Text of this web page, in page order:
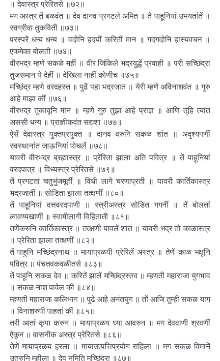
॥ देवास्त्र प्रेरितसे ॥७२॥
मग अस्त्र तें बळवंत ॥ देव दानव प्रगटले अमित ॥ ते पाहूनियां उभयतांतें ॥
स्वग्रीवा तुकविती ॥७३॥
परस्परें धन्य धन्य ॥ वदोनि हदयीं करिती मान ॥ गदगदोनि हास्यवचन ॥
एकमेका बोलती ॥७४॥
वीरभद्र म्हणे सकळे महीं ॥ वीर जिंकिले भद्रयुद्धें प्रवाही ॥ परी सच्छिंद्रा
तुजसमान ये देहीं ॥ देखिला नाहीं कोणीच ॥७५॥
मच्छिंद्र म्हणे वरदहस्त ॥ पुढें पहा भद्रजात ॥ येरी म्हणे अविनाशवंत ॥ गुरु
आहे माझा कीं ॥७६॥
वीरभद्र तुकावूनि मान ॥ म्हणे गुरु तुझा आहे प्राज्ञ ॥ आणि तूंहि त्यांत
अससी धन्य ॥ प्राज्ञीकवंत सद्यशा ॥७७॥
ऐसें देवास्त्र युक्तप्रयुक्त ॥ दानव वरुनि सकळ शांत ॥ अदृश्यपणीं
स्वस्थानांत जाऊनियां पोचलें ॥७८॥
यावरी वीरभद्र ब्रह्मास्त्र ॥ प्रेंरिता झाला अति पवित्र ॥ तें पाहूनियां
वरदपात्र ॥ विध्यस्त्र प्रेरितसे ॥७९॥
तें प्रगटतां चतुभुंजमूर्ती ॥ विधी लागे चरणाप्रती ॥ यावरी कार्तिकास्त्र
भद्रजातीं ॥ सोडिता झाला तत्क्षणीं ॥८०॥
तें पाहूनियां दत्तवरदपाणी ॥ स्त्रीअस्त्र सोडित गगनीं ॥ तें बोलतां
लावण्यखाणीं ॥ स्वामीलागी विहिताती ॥८१॥
तणेंकरुनि कार्तिकास्त्र ॥ तत्क्षणीं पावलें शांत ॥ यावरी भद्र तो काळास्त्र
॥ प्रेरिता झाला तत्क्षणीं ॥८२॥
तें पाहुनि मच्छिंद्रनाथ ॥ मायाप्रळयी प्रेरिलें अस्त्र ॥ तेणें काळ भक्षूनि
पवित्र ॥ पंचतवकवळीतसे ॥८३॥
तें पाहूनि सकळ देव ॥ करितें झालें मच्छिंद्रस्तव ॥ म्हणती महाराजा युगभाव
॥ सकळ नाश पावेल कीं ॥८४॥
म्हणती महाराजा कलिभाग ॥ पुढे आहे अनंतयुग ॥ तों आजि तुम्ही सकळ याग
॥ विनाशरुपी पाहतां कीं ॥८५॥
तरी आतां कृपा करुन ॥ मायाप्रळय घ्या आवरुन ॥ मग देववाणी श्रवणीं
ऐकून ॥ वासनीक अस्त्र प्रेरितसे ॥८६॥
तेणें मायाप्रळय हरला ॥ मायाउत्पत्तिप्रयोग राहिला ॥ मग सकळ विमानें
उतरुनि महीला ॥ देव नमिति मच्छिंद्रा ॥८७॥